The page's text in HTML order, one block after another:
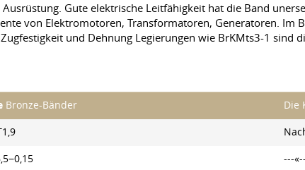
Gute elektrische Leitfähigkeit hat die Band
von Elektromotoren, Transformatoren, Generatoren. Im
und Dehnung Legierungen wie BrKMts3-1 sind
Bronze-Bänder Die
---